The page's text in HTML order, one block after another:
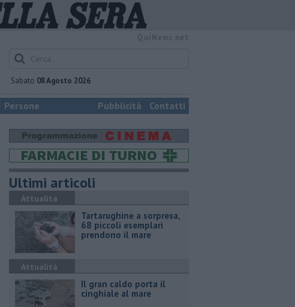
Sabato 08 Agosto 2026
Persone Pubblicità Contatti
Ultimi articoli
Attualità
Tartarughine a sorpresa,
68 piccoli esemplari
prendono il mare
Attualità
Il gran caldo porta il
cinghiale al mare